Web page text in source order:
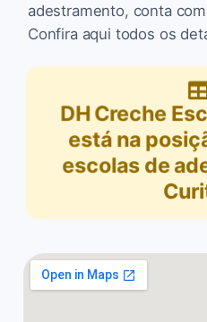
adestramento, conta
Confira aqui todos os
DH Creche
está na
escolas de